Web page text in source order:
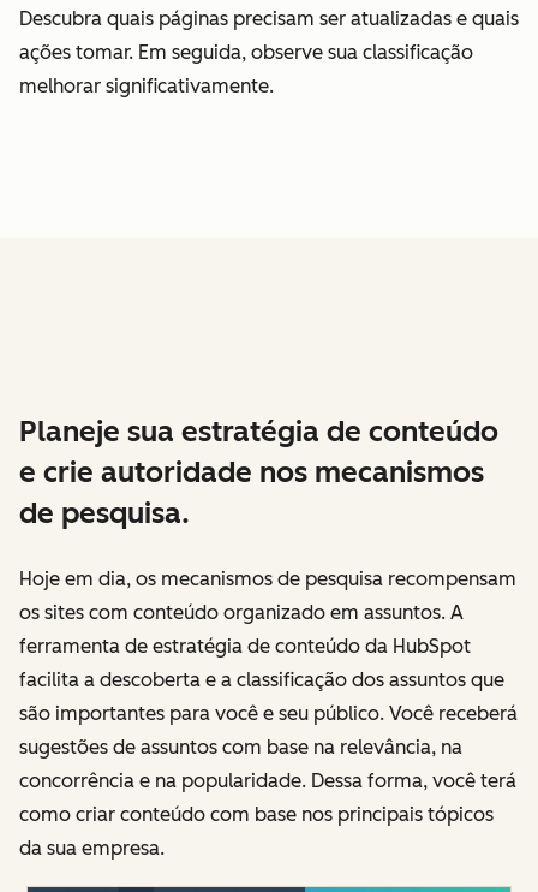
Descubra quais páginas precisam ser atualizadas e quais
ações tomar. Em seguida, observe sua classificação
melhorar significativamente.
Planeje sua estratégia de conteúdo
e crie autoridade nos mecanismos
de pesquisa.
Hoje em dia, os mecanismos de pesquisa recompensam
os sites com conteúdo organizado em assuntos. A
ferramenta de estratégia de conteúdo da HubSpot
facilita a descoberta e a classificação dos assuntos que
são importantes para você e seu público. Você receberá
sugestões de assuntos com base na relevância, na
concorrência e na popularidade. Dessa forma, você terá
como criar conteúdo com base nos principais tópicos
da sua empresa.